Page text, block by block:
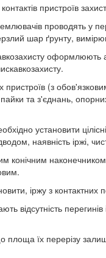
пристроїв
проводять у
шар ґрунту,
(з
та з'єднань,
установити
наявність іржі,
конічним
іржу з контактних
відсутність перегинів
їх перерізу